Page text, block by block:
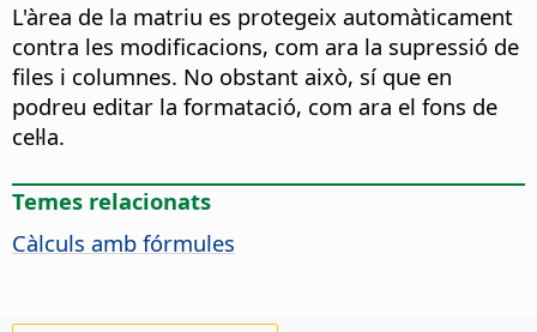
L'àrea de la matriu es protegeix automàticament
contra les modificacions, com ara la supressió de
files i columnes. No obstant això, sí que en
podreu editar la formatació, com ara el fons de
cel·la.
Temes relacionats
Càlculs amb fórmules